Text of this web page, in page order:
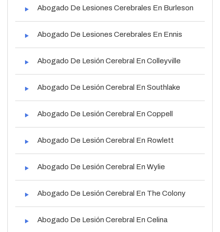
Abogado De Lesiones Cerebrales En Burleson
Abogado De Lesiones Cerebrales En Ennis
Abogado De Lesión Cerebral En Colleyville
Abogado De Lesión Cerebral En Southlake
Abogado De Lesión Cerebral En Coppell
Abogado De Lesión Cerebral En Rowlett
Abogado De Lesión Cerebral En Wylie
Abogado De Lesión Cerebral En The Colony
Abogado De Lesión Cerebral En Celina